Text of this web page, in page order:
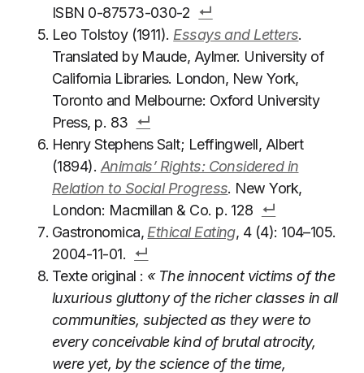
ISBN 0-87573-030-2
Leo Tolstoy (1911). Essays and Letters.
Translated by Maude, Aylmer. University of
California Libraries. London, New York,
Toronto and Melbourne: Oxford University
Press, p. 83
Henry Stephens Salt; Leffingwell, Albert
(1894). Animals’ Rights: Considered in
Relation to Social Progress. New York,
London: Macmillan & Co. p. 128
Gastronomica, Ethical Eating, 4 (4): 104–105.
2004-11-01.
Texte original : « The innocent victims of the
luxurious gluttony of the richer classes in all
communities, subjected as they were to
every conceivable kind of brutal atrocity,
were yet, by the science of the time,